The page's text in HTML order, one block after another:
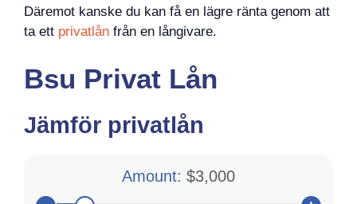
Däremot kanske du kan få en lägre ränta genom att
ta ett privatlån från en långivare.
Bsu Privat Lån
Jämför privatlån
Amount: $3,000